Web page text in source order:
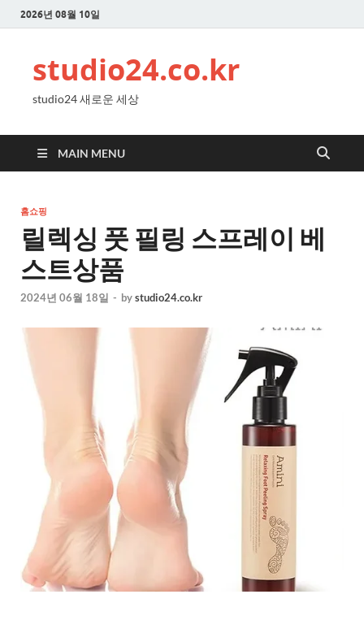
2026년 08월 10일
studio24.co.kr
studio24 새로운 세상
MAIN MENU
홈쇼핑
릴렉싱 풋 필링 스프레이 베
스트상품
2024년 06월 18일 - bystudio24.co.kr